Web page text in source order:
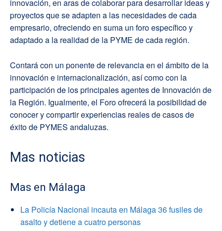
innovación, en aras de colaborar para desarrollar ideas y
proyectos que se adapten a las necesidades de cada
empresario, ofreciendo en suma un foro específico y
adaptado a la realidad de la PYME de cada región.
Contará con un ponente de relevancia en el ámbito de la
innovación e internacionalización, así como con la
participación de los principales agentes de Innovación de
la Región. Igualmente, el Foro ofrecerá la posibilidad de
conocer y compartir experiencias reales de casos de
éxito de PYMES andaluzas.
Mas noticias
Mas en Málaga
La Policía Nacional incauta en Málaga 36 fusiles de
asalto y detiene a cuatro personas